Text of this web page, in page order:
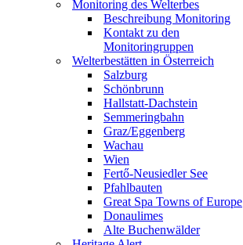
Monitoring des Welterbes
Beschreibung Monitoring
Kontakt zu den
Monitoringruppen
Welterbestätten in Österreich
Salzburg
Schönbrunn
Hallstatt-Dachstein
Semmeringbahn
Graz/Eggenberg
Wachau
Wien
Fertő-Neusiedler See
Pfahlbauten
Great Spa Towns of Europe
Donaulimes
Alte Buchenwälder